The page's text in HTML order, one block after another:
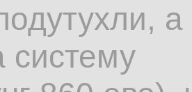
систему